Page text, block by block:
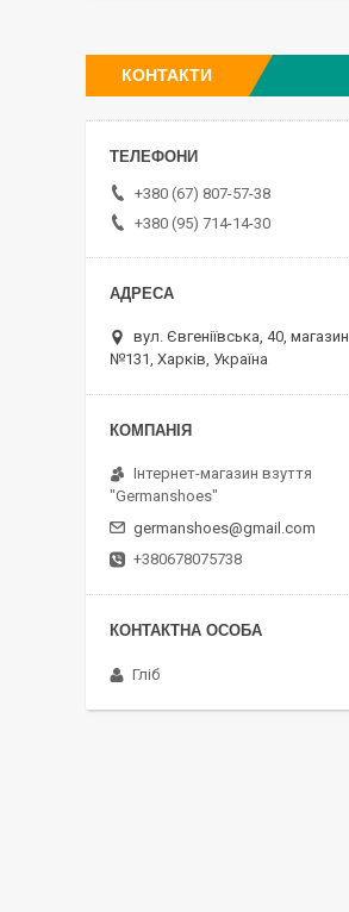
КОНТАКТИ
+380 (67) 807-57-38
+380 (95) 714-14-30
вул. Євгеніївська, 40, магазин
№131, Харків, Україна
Інтернет-магазин взуття
"Germanshoes"
germanshoes@gmail.com
+380678075738
Гліб